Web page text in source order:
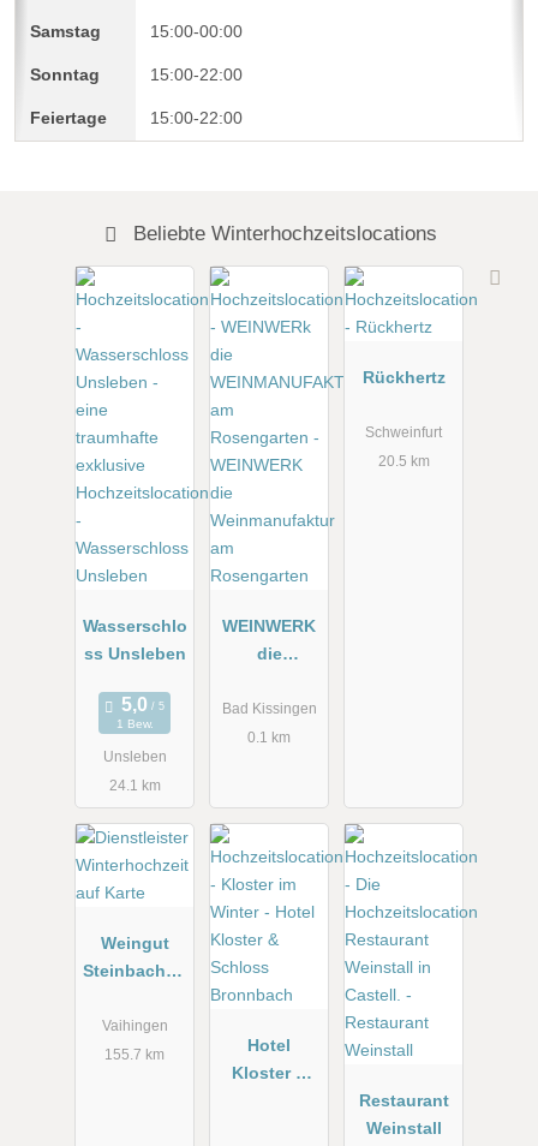
15:00-00:00
15:00-22:00
15:00-22:00
Beliebte Winterhochzeitslocations
Wasserschlo
ss Unsleben
1 Bew.
Unsleben
24.1 km
WEINWERK
die
ktur am
Rosengarten
Bad Kissingen
0.1 km
Rückhertz
Schweinfurt
20.5 km
Weingut
Steinbachho
Stuttgart
Vaihingen
155.7 km
Hotel
Kloster &
Restaurant
Weinstall